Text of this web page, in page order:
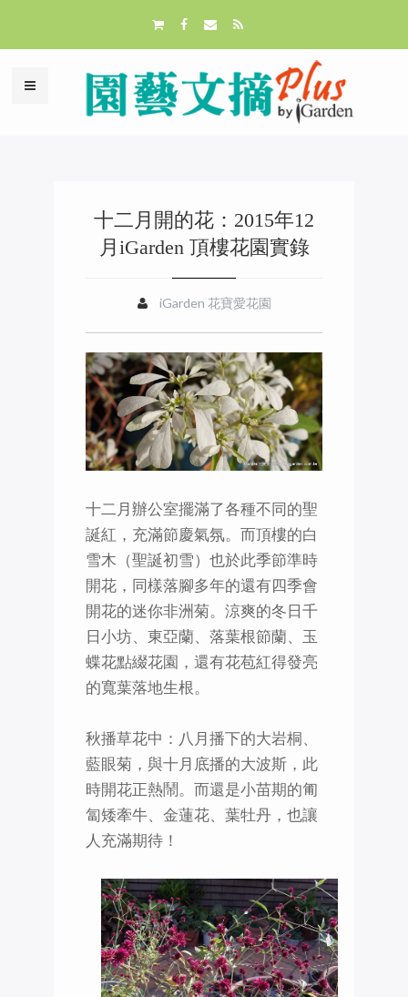
十二月開的花：2015年12
月iGarden 頂樓花園實錄
iGarden 花寶愛花園
十二月辦公室擺滿了各種不同的聖
誕紅，充滿節慶氣氛。而頂樓的白
雪木（聖誕初雪）也於此季節準時
開花，同樣落腳多年的還有四季會
開花的迷你非洲菊。涼爽的冬日千
日小坊、東亞蘭、落葉根節蘭、玉
蝶花點綴花園，還有花苞紅得發亮
的寬葉落地生根。
秋播草花中：八月播下的大岩桐、
藍眼菊，與十月底播的大波斯，此
時開花正熱鬧。而還是小苗期的匍
匐矮牽牛、金蓮花、葉牡丹，也讓
人充滿期待！